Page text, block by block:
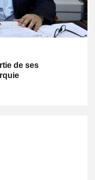
de ses